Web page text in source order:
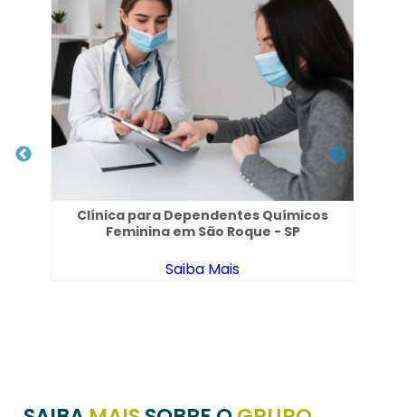
Clínica para Dependentes Químicos
Feminina em São Roque - SP
Saiba Mais